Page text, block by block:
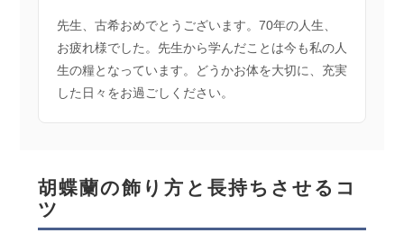
先生、古希おめでとうございます。70年の人生、
お疲れ様でした。先生から学んだことは今も私の人
生の糧となっています。どうかお体を大切に、充実
した日々をお過ごしください。
胡蝶蘭の飾り方と長持ちさせるコ
ツ